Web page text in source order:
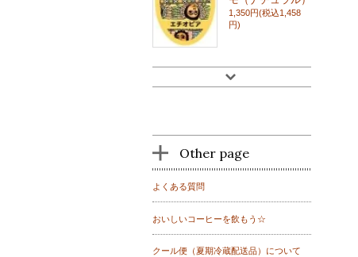
1,350円(税込1,458
円)
Other page
よくある質問
おいしいコーヒーを飲もう☆
クール便（夏期冷蔵配送品）について